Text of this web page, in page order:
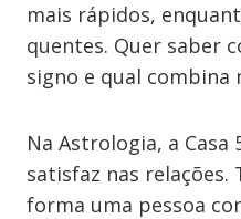
mais rápidos,
quentes. Quer saber
signo e qual combina
Na Astrologia, a
satisfaz nas relações.
forma uma pessoa